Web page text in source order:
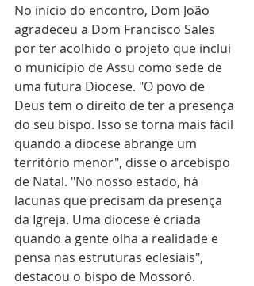
No início do encontro, Dom João
agradeceu a Dom Francisco Sales
por ter acolhido o projeto que inclui
o município de Assu como sede de
uma futura Diocese. "O povo de
Deus tem o direito de ter a presença
do seu bispo. Isso se torna mais fácil
quando a diocese abrange um
território menor", disse o arcebispo
de Natal. "No nosso estado, há
lacunas que precisam da presença
da Igreja. Uma diocese é criada
quando a gente olha a realidade e
pensa nas estruturas eclesiais",
destacou o bispo de Mossoró.